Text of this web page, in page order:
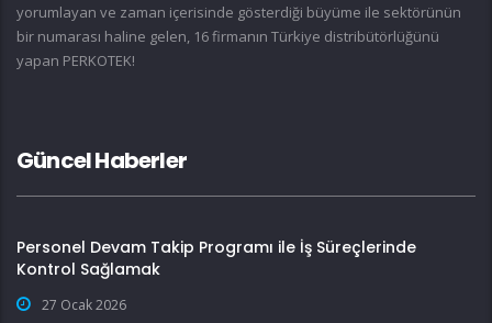
yorumlayan ve zaman içerisinde gösterdiği büyüme ile sektörünün
bir numarası haline gelen, 16 firmanın Türkiye distribütörlüğünü
yapan PERKOTEK!
Güncel Haberler
Personel Devam Takip Programı ile İş Süreçlerinde
Kontrol Sağlamak
27 Ocak 2026